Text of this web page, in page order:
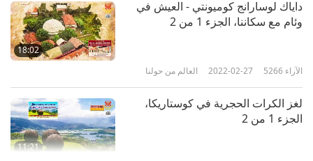
18:02
داياك لوسارانج كوميونتي - العيش في
وئام مع سكاننا، الجزء 1 من 2
العالم من حولنا 2022-02-27 5266 الآراء
11:21
لغز الكرات الحجرية في كوستاريكا،
الجزء 1 من 2